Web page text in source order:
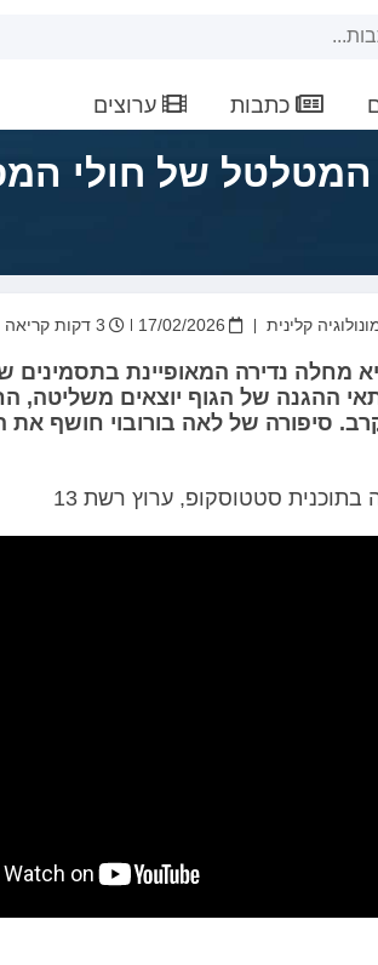
כתבות ערוצים
של חולי
קלינית 17/02/2026 3 דקות קריאה
מחלה נדירה המאופיינת בתסמינים
ההגנה של הגוף יוצאים משליטה,
סיפורה של לאה בורובוי חושף את
סטטוסקופ, ערוץ רשת 13